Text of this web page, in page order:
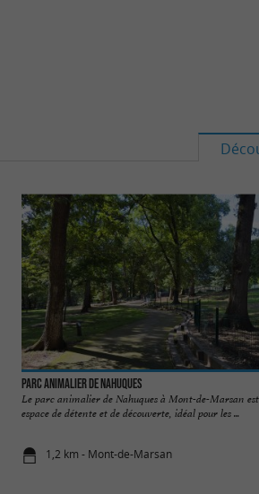
Parc animalier de Nahuques
Le parc animalier de Nahuques à Mont-de-Marsan
espace de détente et de découverte, idéal pour les ...
1,2 km - Mont-de-Marsan